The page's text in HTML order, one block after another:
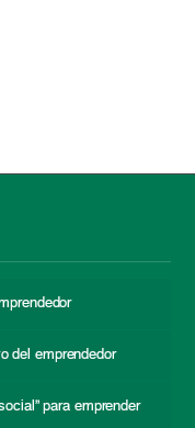
del emprendedor
para emprender